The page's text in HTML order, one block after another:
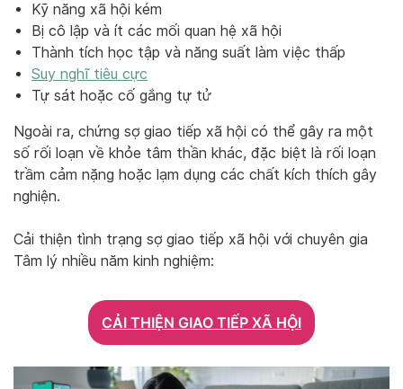
Kỹ năng xã hội kém
Bị cô lập và ít các mối quan hệ xã hội
Thành tích học tập và năng suất làm việc thấp
Suy nghĩ tiêu cực
Tự sát hoặc cố gắng tự tử
Ngoài ra, chứng sợ giao tiếp xã hội có thể gây ra một
số rối loạn về khỏe tâm thần khác, đặc biệt là rối loạn
trầm cảm nặng hoặc lạm dụng các chất kích thích gây
nghiện.
Cải thiện tình trạng sợ giao tiếp xã hội với chuyên gia
Tâm lý nhiều năm kinh nghiệm:
CẢI THIỆN GIAO TIẾP XÃ HỘI